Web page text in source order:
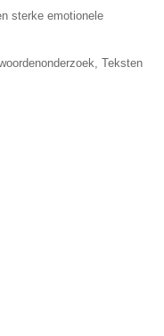
sterke emotionele
Teksten